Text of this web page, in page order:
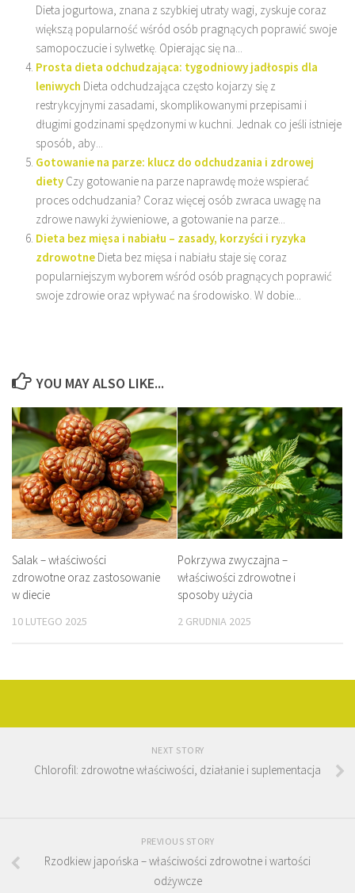
Dieta jogurtowa, znana z szybkiej utraty wagi, zyskuje coraz
większą popularność wśród osób pragnących poprawić swoje
samopoczucie i sylwetkę. Opierając się na...
Prosta dieta odchudzająca: tygodniowy jadłospis dla
leniwych Dieta odchudzająca często kojarzy się z
restrykcyjnymi zasadami, skomplikowanymi przepisami i
długimi godzinami spędzonymi w kuchni. Jednak co jeśli istnieje
sposób, aby...
Gotowanie na parze: klucz do odchudzania i zdrowej
diety Czy gotowanie na parze naprawdę może wspierać
proces odchudzania? Coraz więcej osób zwraca uwagę na
zdrowe nawyki żywieniowe, a gotowanie na parze...
Dieta bez mięsa i nabiału – zasady, korzyści i ryzyka
zdrowotne Dieta bez mięsa i nabiału staje się coraz
popularniejszym wyborem wśród osób pragnących poprawić
swoje zdrowie oraz wpływać na środowisko. W dobie...
YOU MAY ALSO LIKE...
Salak – właściwości
zdrowotne oraz zastosowanie
w diecie
10 LUTEGO 2025
Pokrzywa zwyczajna –
właściwości zdrowotne i
sposoby użycia
2 GRUDNIA 2025
NEXT STORY
Chlorofil: zdrowotne właściwości, działanie i suplementacja
PREVIOUS STORY
Rzodkiew japońska – właściwości zdrowotne i wartości
odżywcze